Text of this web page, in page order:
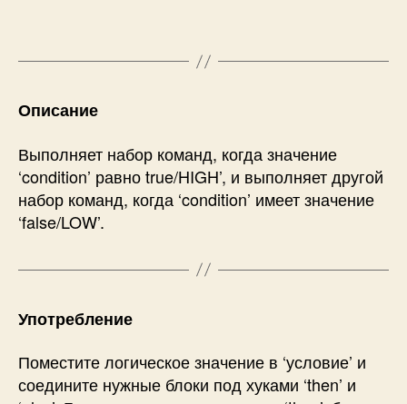
Описание
Выполняет набор команд, когда значение
‘condition’ равно true/HIGH’, и выполняет другой
набор команд, когда ‘condition’ имеет значение
‘false/LOW’.
Употребление
Поместите логическое значение в ‘условие’ и
соедините нужные блоки под хуками ‘then’ и